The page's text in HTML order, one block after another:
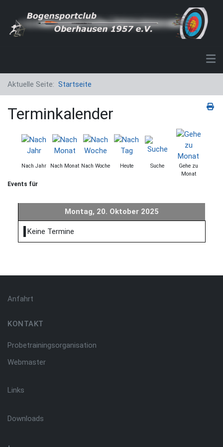
Aktuelle Seite: Startseite
Terminkalender
Nach Jahr Nach Monat Nach Woche Heute Suche
Gehe zu
Monat
Events für
Montag, 20. Oktober 2025
Keine Termine
Anfahrt
KONTAKT
Probetrainingsorganisation
Webmaster
Links
Downloads